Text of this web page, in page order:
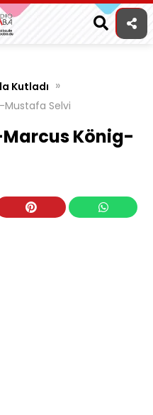
Kutladı »
Mustafa Selvi
König-